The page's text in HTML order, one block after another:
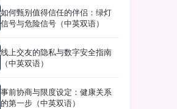
如何甄别值得信任的伴侣：绿灯
信号与危险信号（中英双语）
线上交友的隐私与数字安全指南
（中英双语）
事前协商与限度设定：健康关系
的第一步（中英双语）